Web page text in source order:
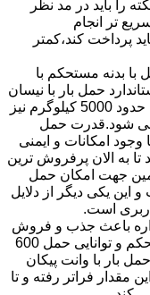
را باید در مد نظر
تر انجام
پرداخت کند،کمتر
با بدنه مستحکم با
حمل بار با نیسان
2800 کیلو است اما دوبرابر این مقدار یعنی حدود 5000 کیلوگرم نیز
می شود.قدرت حمل
وجود امکانات و ایمنی
تا به الان پرفروش ترین
جهت امکان حمل
امکان پذیر است و این یکی دیگر از دلایل
است.
باعث جذب و فروش
بالای این نوع وانت ایرانی بوده است.بدنه محکم و توانایی حمل 600
بار با وانت پیکان
مقدار فراتر رفته و تا